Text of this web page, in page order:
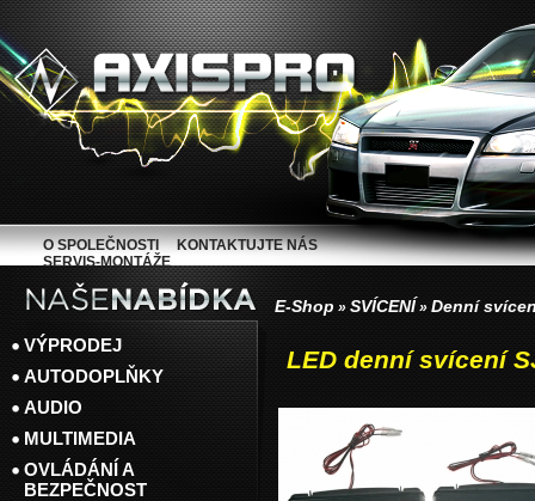
E-Shop » SVÍCENÍ » Denní
LED denní svícení
VÝPRODEJ
AUTODOPLŇKY
AUDIO
MULTIMEDIA
OVLÁDÁNÍ A
BEZPEČNOST
O SPOLEČNOSTI
KONTAKTUJTE NÁS
SERVIS-MONTÁŽE